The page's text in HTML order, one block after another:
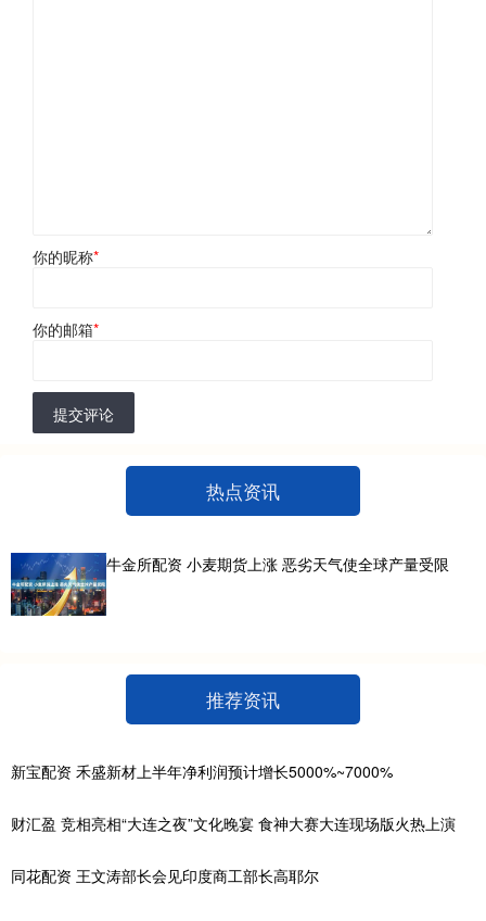
你的昵称*
你的邮箱*
提交评论
热点资讯
牛金所配资 小麦期货上涨 恶劣天气使全球产量受限
推荐资讯
新宝配资 禾盛新材上半年净利润预计增长5000%~7000%
财汇盈 竞相亮相“大连之夜”文化晚宴 食神大赛大连现场版火热上演
同花配资 王文涛部长会见印度商工部长高耶尔